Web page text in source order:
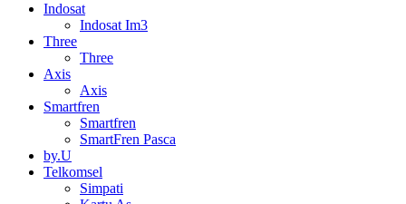
Indosat
Indosat Im3
Three
Three
Axis
Axis
Smartfren
Smartfren
SmartFren Pasca
by.U
Telkomsel
Simpati